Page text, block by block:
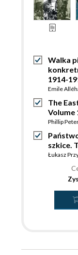
Walka
1914-
Emile
The
Volume
Phillip
szkice.
Łukasz